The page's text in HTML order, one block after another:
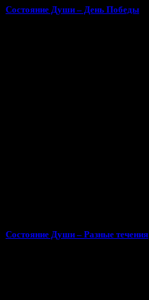
Состояние Души – День Победы
Состояние Души – Разные течения